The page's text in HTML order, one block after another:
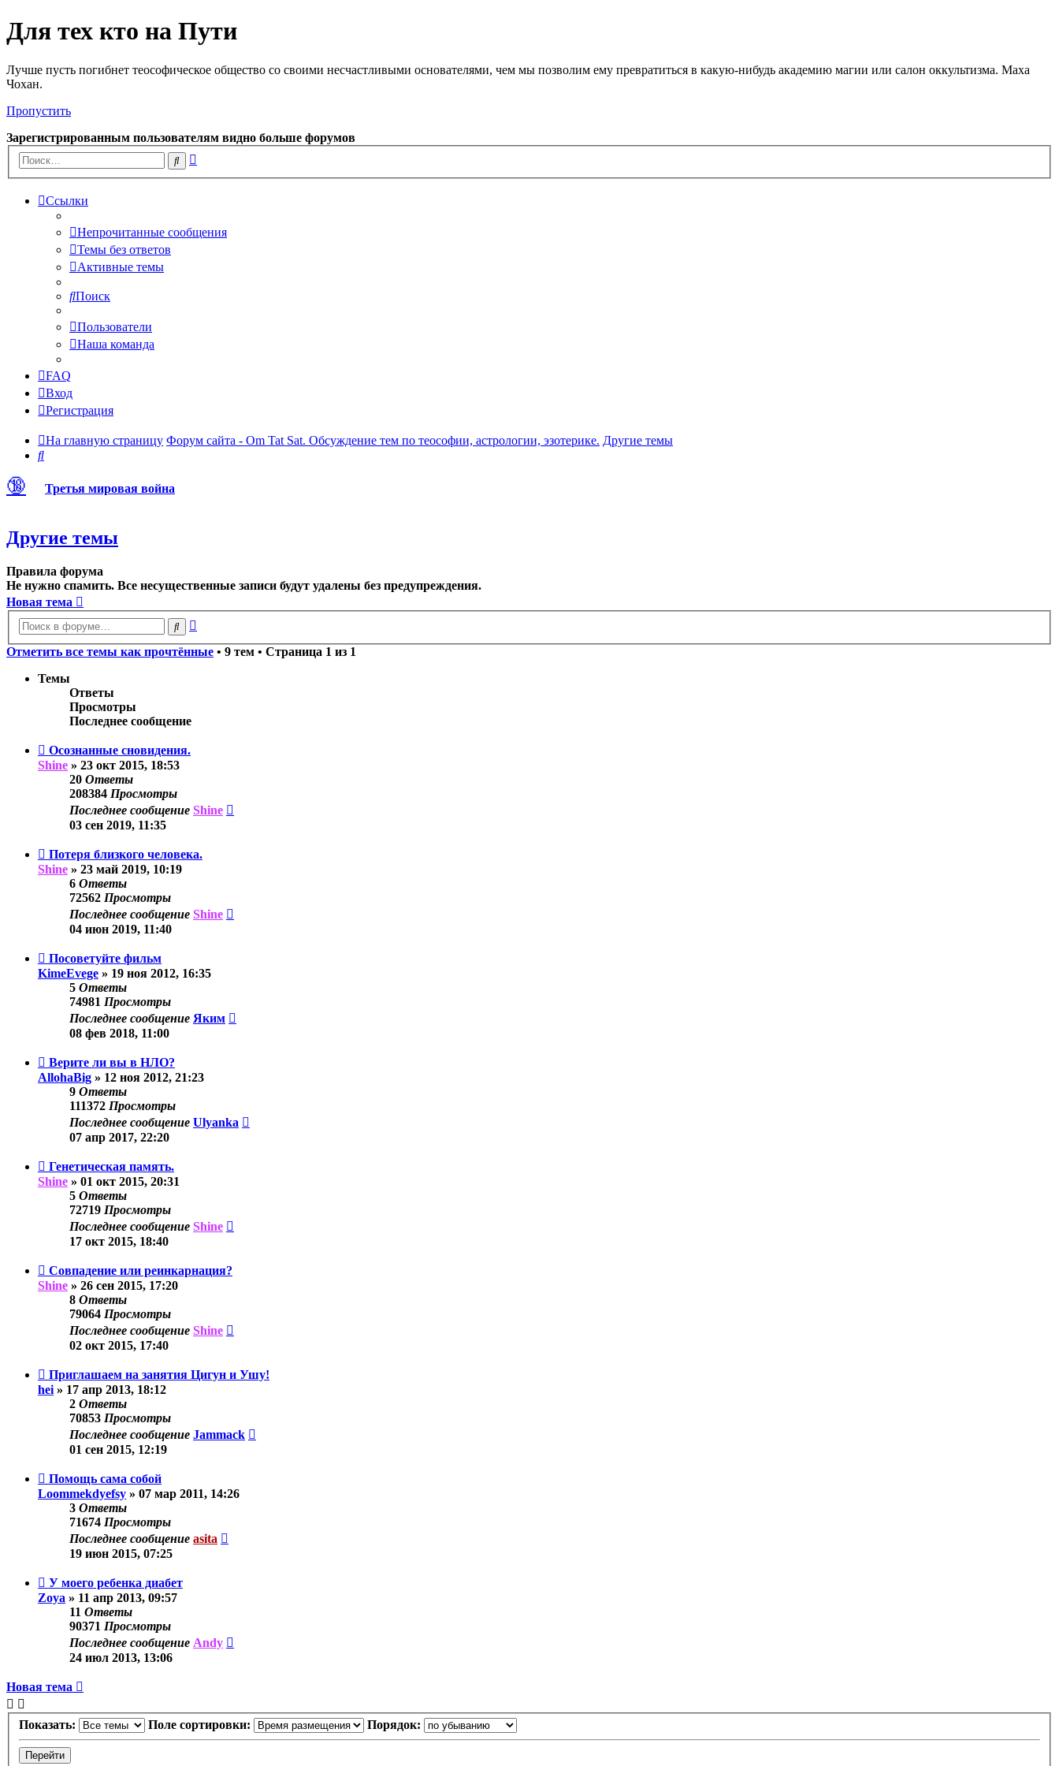
Для тех кто на Пути
Лучше пусть погибнет теософическое общество со своими несчастливыми основателями, чем мы позволим ему превратиться в какую-нибудь академию магии или салон оккультизма. Маха
Чохан.
Пропустить
Зарегистрированным пользователям видно больше форумов
Поиск
Ссылки
Непрочитанные сообщения
Темы без ответов
Активные темы
Поиск
Пользователи
Наша команда
FAQ
Вход
Регистрация
На главную страницу Форум сайта - Om Tat Sat. Обсуждение тем по теософии, астрологии, эзотерике. Другие темы
Поиск
🔞 Третья мировая война
Другие темы
Правила форума
Не нужно спамить. Все несущественные записи будут удалены без предупреждения.
Новая тема
Поиск
Отметить все темы как прочтённые • 9 тем • Страница 1 из 1
Темы
Ответы
Просмотры
Последнее сообщение
Осознанные сновидения.
Shine » 23 окт 2015, 18:53
20 Ответы
208384 Просмотры
Последнее сообщение Shine
03 сен 2019, 11:35
Потеря близкого человека.
Shine » 23 май 2019, 10:19
6 Ответы
72562 Просмотры
Последнее сообщение Shine
04 июн 2019, 11:40
Посоветуйте фильм
KimeEvege » 19 ноя 2012, 16:35
5 Ответы
74981 Просмотры
Последнее сообщение Яким
08 фев 2018, 11:00
Верите ли вы в НЛО?
AllohaBig » 12 ноя 2012, 21:23
9 Ответы
111372 Просмотры
Последнее сообщение Ulyanka
07 апр 2017, 22:20
Генетическая память.
Shine » 01 окт 2015, 20:31
5 Ответы
72719 Просмотры
Последнее сообщение Shine
17 окт 2015, 18:40
Совпадение или реинкарнация?
Shine » 26 сен 2015, 17:20
8 Ответы
79064 Просмотры
Последнее сообщение Shine
02 окт 2015, 17:40
Приглашаем на занятия Цигун и Ушу!
hei » 17 апр 2013, 18:12
2 Ответы
70853 Просмотры
Последнее сообщение Jammack
01 сен 2015, 12:19
Помощь сама собой
Loommekdyefsy » 07 мар 2011, 14:26
3 Ответы
71674 Просмотры
Последнее сообщение asita
19 июн 2015, 07:25
У моего ребенка диабет
Zoya » 11 апр 2013, 09:57
11 Ответы
90371 Просмотры
Последнее сообщение Andy
24 июл 2013, 13:06
Новая тема
Показать: Поле сортировки: Порядок: